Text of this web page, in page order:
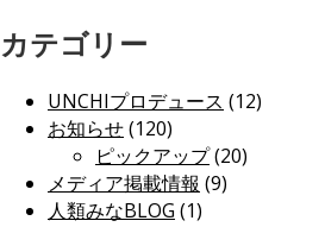
カテゴリー
UNCHIプロデュース (12)
お知らせ(120)
ピックアップ(20)
メディア掲載情報 (9)
人類みなBLOG (1)